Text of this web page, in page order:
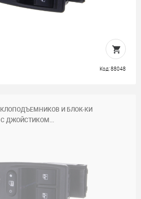
Код: 88048
И БЛОК-КИ
С ДЖОЙСТИКОМ...